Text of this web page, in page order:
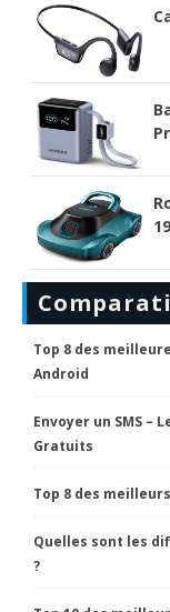
Top 8 des
Android
Envoyer un SMS –
Gratuits
Top 8 des
Quelles sont les
?